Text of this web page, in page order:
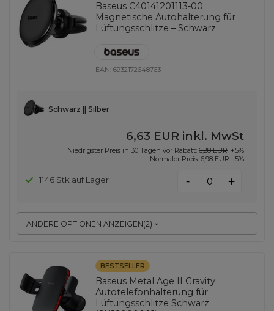
Baseus C40141201113-00
Magnetische Autohalterung für
Lüftungsschlitze – Schwarz
EAN:6932172648763
ANDERE OPTIONEN ANZEIGEN(2)
Schwarz || Silber
6,63 EUR inkl. MwSt
Niedrigster Preis in 30 Tagen vor Rabatt: 6,28 EUR +5%
Normaler Preis: 6,98 EUR -5%
1146 Stk auf Lager - +
BESTSELLER
Baseus Metal Age II Gravity
Autotelefonhalterung für
Lüftungsschlitze Schwarz